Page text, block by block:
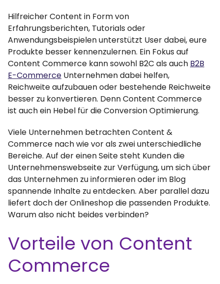
Hilfreicher Content in Form von
Erfahrungsberichten, Tutorials oder
Anwendungsbeispielen unterstützt User dabei, eure
Produkte besser kennenzulernen. Ein Fokus auf
Content Commerce kann sowohl B2C als auch B2B
E-Commerce Unternehmen dabei helfen,
Reichweite aufzubauen oder bestehende Reichweite
besser zu konvertieren. Denn Content Commerce
ist auch ein Hebel für die Conversion Optimierung.
Viele Unternehmen betrachten Content &
Commerce nach wie vor als zwei unterschiedliche
Bereiche. Auf der einen Seite steht Kunden die
Unternehmenswebseite zur Verfügung, um sich über
das Unternehmen zu informieren oder im Blog
spannende Inhalte zu entdecken. Aber parallel dazu
liefert doch der Onlineshop die passenden Produkte.
Warum also nicht beides verbinden?
Vorteile von Content
Commerce